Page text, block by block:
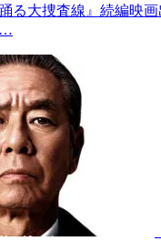
る大捜査線』続編映
…